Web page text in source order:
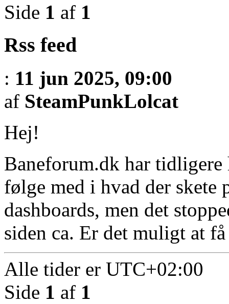
Side 1 af 1
Rss feed
: 11 jun 2025, 09:00
af SteamPunkLolcat
Hej!
Baneforum.dk har tidligere
følge med i hvad der skete
dashboards, men det
siden ca. Er det muligt at
Alle tider er UTC+02:00
Side 1 af 1